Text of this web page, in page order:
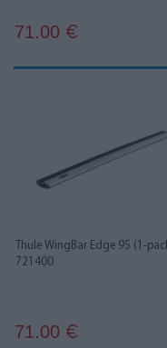
71.00 €
Thule WingBar Edge 95 (1-
721400
71.00 €